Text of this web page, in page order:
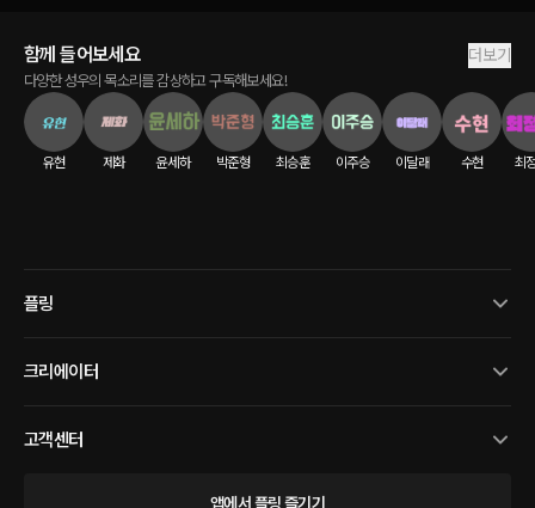
함께 들어보세요 더보기
다양한 성우의 목소리를 감상하고 구독해보세요!
유현 제화 윤세하 박준형 최승훈 이주승 이달래 수현 최
플링
크리에이터
고객센터
앱에서 플링 즐기기